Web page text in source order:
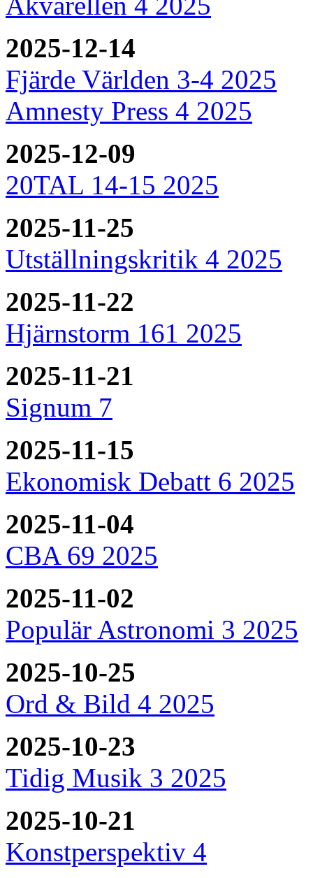
2025-12-14
Fjärde Världen 3-4 2025
Amnesty Press 4 2025
2025-12-09
20TAL 14-15 2025
2025-11-25
Utställningskritik 4 2025
2025-11-22
Hjärnstorm 161 2025
2025-11-21
Signum 7
2025-11-15
Ekonomisk Debatt 6 2025
2025-11-04
CBA 69 2025
2025-11-02
Populär Astronomi 3 2025
2025-10-25
Ord & Bild 4 2025
2025-10-23
Tidig Musik 3 2025
2025-10-21
Konstperspektiv 4